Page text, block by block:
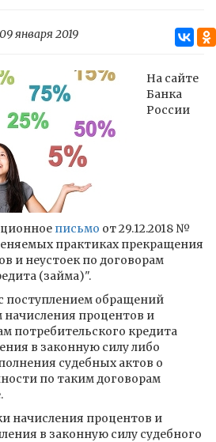
09 января 2019
На сайте
Банка
России
письмо от 29.12.2018 №
практиках прекращения
и неустоек по договорам
(займа)".
поступлением обращений
начисления процентов и
потребительского кредита
в законную силу либо
судебных актов о
по таким договорам
начисления процентов и
в законную силу судебного